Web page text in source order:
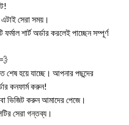
সেরা সময়।
শার্ট অর্ডার করলেই পাচ্ছেন সম্পূর্ণ
হয়ে যাচ্ছে। আপনার পছন্দের
কনফার্ম করুন!
ভিজিট করুন আমাদের পেজে।
সেরা গন্তব্য।